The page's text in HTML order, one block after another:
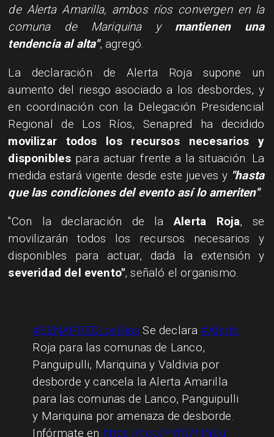
de Alerta Amarilla, ambos ríos convergen en la
comuna de Mariquina y mantienen una
tendencia al alta", agregó.
La declaración de Alerta Roja supone un
aumento del riesgo asociado a los desbordes, y
en coordinación con la Delegación Presidencial
Regional de Los Ríos, Senapred ha decidido
movilizar todos los recursos necesarios y
disponibles para actuar frente a la situación. La
medida estará vigente desde este jueves y "hasta
que las condiciones del evento así lo ameriten".
"Con la declaración de la Alerta Roja, se
movilizarán todos los recursos necesarios y
disponibles para actuar, dada la extensión y
severidad del evento", señaló el organismo.
#SENAPREDLosRios Se declara#Alerta
Roja para las comunas de Lanco,
Panguipulli, Mariquina y Valdivia por
desborde y cancela la Alerta Amarilla
para las comunas de Lanco, Panguipulli
y Mariquina por amenaza de desborde.
Infórmate en https://t.co/YYfh7hINSu